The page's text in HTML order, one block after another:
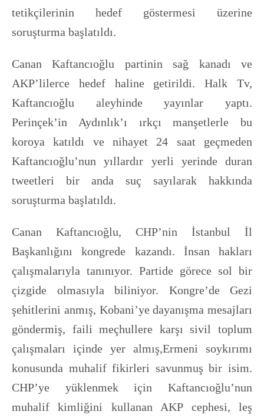
tetikçilerinin hedef göstermesi üzerine
soruşturma başlatıldı.
Canan Kaftancıoğlu partinin sağ kanadı ve
AKP’lilerce hedef haline getirildi. Halk Tv,
Kaftancıoğlu aleyhinde yayınlar yaptı.
Perinçek’in Aydınlık’ı ırkçı manşetlerle bu
koroya katıldı ve nihayet 24 saat geçmeden
Kaftancıoğlu’nun yıllardır yerli yerinde duran
tweetleri bir anda suç sayılarak hakkında
soruşturma başlatıldı.
Canan Kaftancıoğlu, CHP’nin İstanbul İl
Başkanlığını kongrede kazandı. İnsan hakları
çalışmalarıyla tanınıyor. Partide görece sol bir
çizgide olmasıyla biliniyor. Kongre’de Gezi
şehitlerini anmış, Kobani’ye dayanışma mesajları
göndermiş, faili meçhullere karşı sivil toplum
çalışmaları içinde yer almış,Ermeni soykırımı
konusunda muhalif fikirleri savunmuş bir isim.
CHP’ye yüklenmek için Kaftancıoğlu’nun
muhalif kimliğini kullanan AKP cephesi, leş